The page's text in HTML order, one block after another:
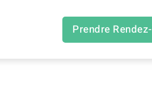
Prendre